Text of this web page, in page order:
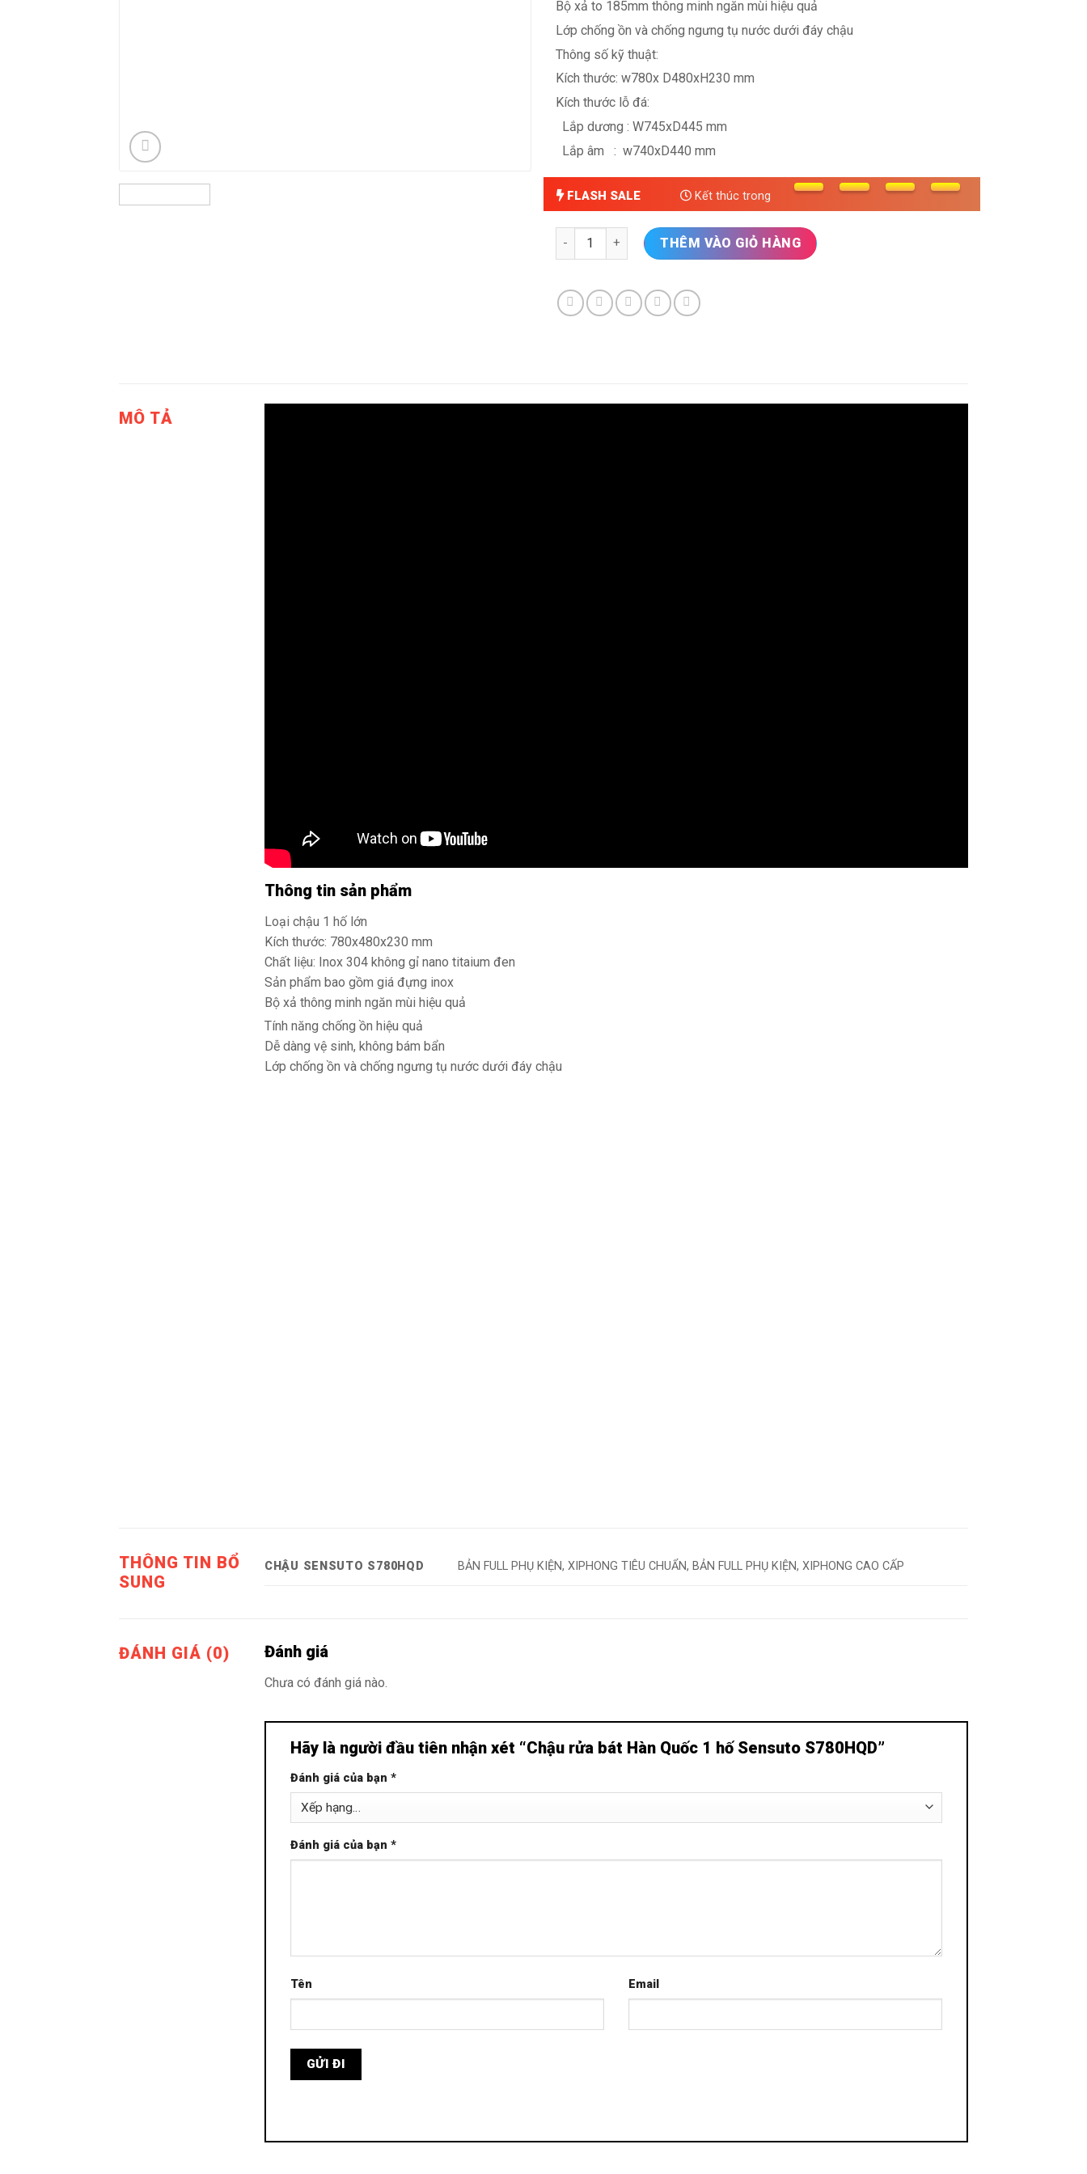
Bộ xả to 185mm thông minh ngăn mùi hiệu quả
Lớp chống ồn và chống ngưng tụ nước dưới đáy chậu
Thông số kỹ thuật:
Kích thước: w780x D480xH230 mm
Kích thước lỗ đá:
Lắp dương : W745xD445 mm
Lắp âm
: w740xD440 mm
FLASH SALE Kết thúc trong
Chậu rửa bát Hàn Quốc 1 hố Sensuto S780HQD số lượng
THÊM VÀO GIỎ HÀNG
MÔ TẢ
Thông tin sản phẩm
Loại chậu 1 hố lớn
Kích thước: 780x480x230 mm
Chất liệu: Inox 304 không gỉ nano titaium đen
Sản phẩm bao gồm giá đựng inox
Bộ xả thông minh ngăn mùi hiệu quả
Tính năng chống ồn hiệu quả
Dễ dàng vệ sinh, không bám bẩn
Lớp chống ồn và chống ngưng tụ nước dưới đáy chậu
THÔNG TIN BỔ
SUNG
CHẬU SENSUTO S780HQD BẢN FULL PHỤ KIỆN, XIPHONG TIÊU CHUẨN, BẢN FULL PHỤ KIỆN, XIPHONG CAO CẤP
ĐÁNH GIÁ (0) Đánh giá
Chưa có đánh giá nào.
Hãy là người đầu tiên nhận xét “Chậu rửa bát Hàn Quốc 1 hố Sensuto S780HQD”
Đánh giá của bạn *
Đánh giá của bạn *
Tên Email